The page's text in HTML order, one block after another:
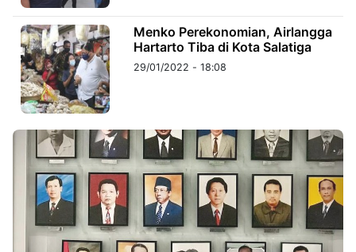
Menko Perekonomian, Airlangga
Hartarto Tiba di Kota Salatiga
29/01/2022 - 18:08